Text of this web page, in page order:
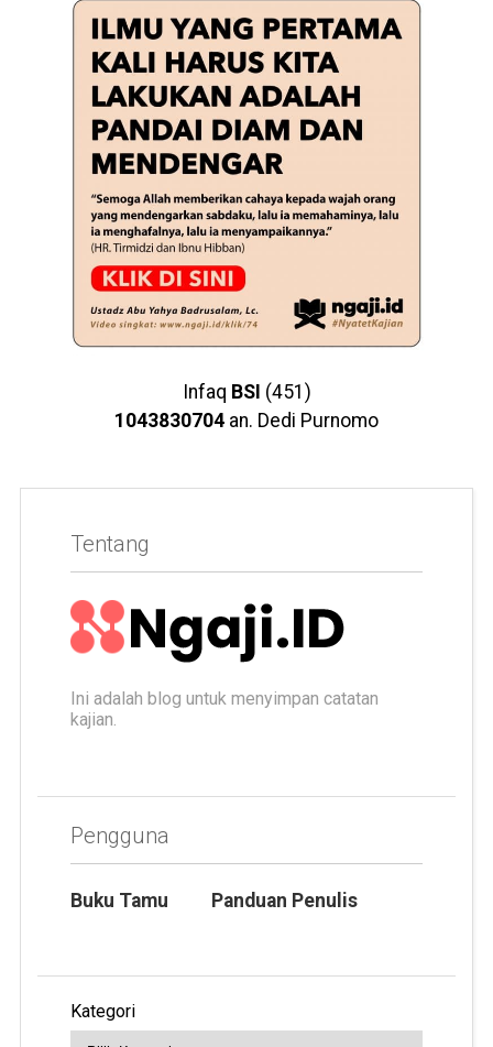
Infaq BSI (451)
1043830704 an. Dedi Purnomo
Tentang
Ini adalah blog untuk menyimpan catatan
kajian.
Pengguna
Buku Tamu Panduan Penulis
Kategori